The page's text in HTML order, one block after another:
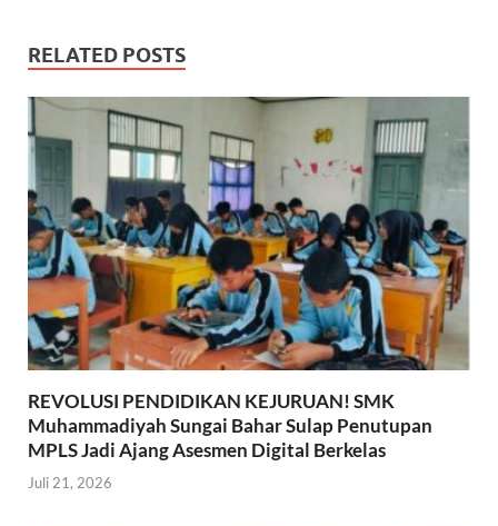
RELATED POSTS
REVOLUSI PENDIDIKAN KEJURUAN! SMK
Muhammadiyah Sungai Bahar Sulap Penutupan
MPLS Jadi Ajang Asesmen Digital Berkelas
Juli 21, 2026